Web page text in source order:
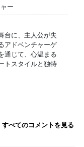
ー
台に、主人公が失
アドベンチャーゲ
通じて、心温まる
トスタイルと独特
べてのコメントを見る